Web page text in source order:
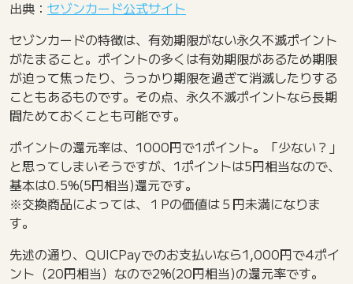
出典： セゾンカード公式サイト
セゾンカードの特徴は、有効期限がない永久不滅ポイント
がたまること。ポイントの多くは有効期限があるため期限
が迫って焦ったり、うっかり期限を過ぎて消滅したりする
こともあるものです。その点、永久不滅ポイントなら長期
間ためておくことも可能です。
ポイントの還元率は、1000円で1ポイント。「少ない？」
と思ってしまいそうですが、1ポイントは5円相当なので、
基本は0.5%(5円相当)還元です。
※交換商品によっては、１Pの価値は５円未満になりま
す。
先述の通り、QUICPayでのお支払いなら1,000円で4ポイ
ント（20円相当）なので2%(20円相当)の還元率です。